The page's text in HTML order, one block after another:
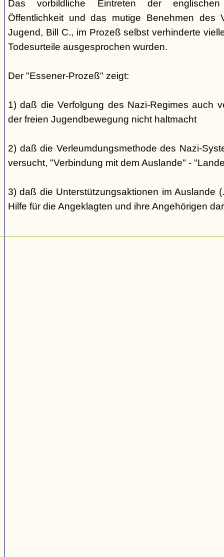
Das vorbildliche Eintreten der
Öffentlichkeit und das mutige Benehmen des
Jugend, Bill C., im Prozeß selbst verhinderte
Todesurteile ausgesprochen wurden.
Der "Essener-Prozeß" zeigt:
1) daß die Verfolgung des Nazi-Regimes auch
der freien Jugendbewegung nicht haltmacht
2) daß die Verleumdungsmethode des Nazi-
versucht, "Verbindung mit dem Auslande" -
3) daß die Unterstützungsaktionen im Auslande
Hilfe für die Angeklagten und ihre Angehörigen